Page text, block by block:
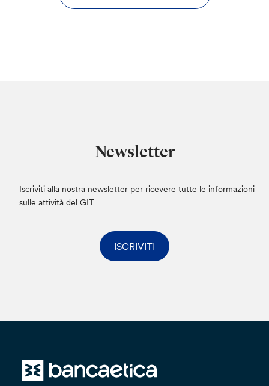
Newsletter
Iscriviti alla nostra newsletter per ricevere tutte le informazioni
sulle attività del GIT
ISCRIVITI